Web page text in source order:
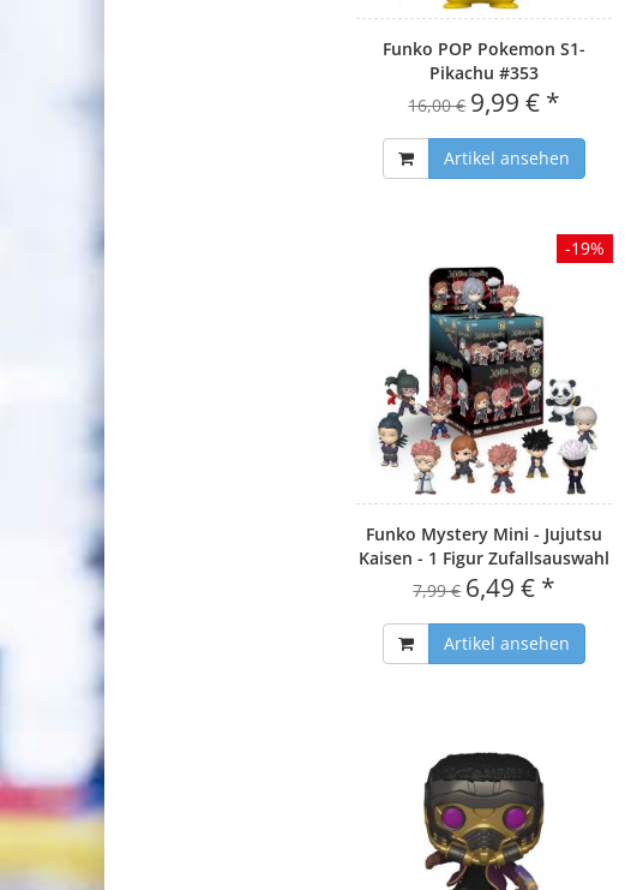
Funko POP Pokemon S1-
Pikachu #353
16,00 € 9,99 € *
Artikel ansehen
Funko Mystery Mini - Jujutsu
Kaisen - 1 Figur Zufallsauswahl
7,99 € 6,49 € *
Artikel ansehen
-19%